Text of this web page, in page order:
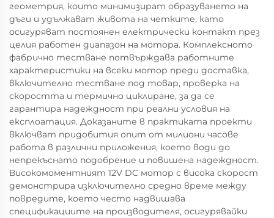
геометрия, които минимизират образуването на
дъги и удължават живота на четките, като
осигуряват постоянен електрически контакт през
целия работен диапазон на мотора. Комплексното
фабрично тестване потвърждава работните
характеристики на всеки мотор преди доставка,
включително тестване под товар, проверка на
скоростта и термично циклиране, за да се
гарантира надеждност при реални условия на
експлоатация. Доказаните в практиката проекти
включват придобития опит от милиони часове
работа в различни приложения, което води до
непрекъснато подобрение и повишена надеждност.
Високомоментният 12V DC мотор с висока скорост
демонстрира изключително средно време между
повредите, което често надвишава
спецификациите на производителя, осигурявайки